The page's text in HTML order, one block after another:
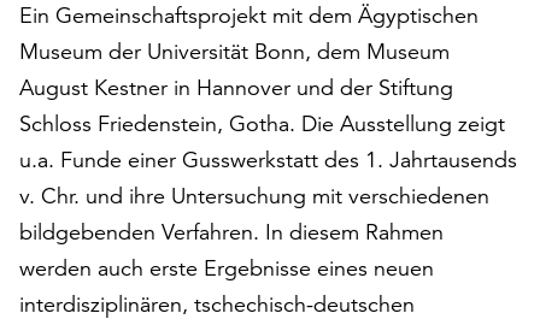
auf
„Alle
akzeptieren“,
um
alle
Cookies
zu
akzeptieren.
Sie
können
Ihr
Ein Gemeinschaftsprojekt mit dem Ägyptischen
Museum der Universität Bonn, dem Museum
August Kestner in Hannover und der Stiftung
Schloss Friedenstein, Gotha. Die Ausstellung zeigt
u.a. Funde einer Gusswerkstatt des 1. Jahrtausends
v. Chr. und ihre Untersuchung mit verschiedenen
bildgebenden Verfahren. In diesem Rahmen
werden auch erste Ergebnisse eines neuen
interdisziplinären, tschechisch-deutschen